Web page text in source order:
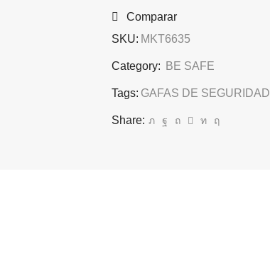
Comparar
SKU: MKT6635
Category: BE SAFE
Tags: GAFAS DE SEGURIDAD
Share: